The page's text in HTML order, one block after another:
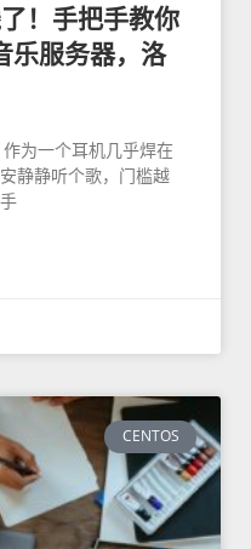
！手把手教你
乐服务器，洛
为一个耳机几乎焊在
静静听个歌，门槛越
CENTOS